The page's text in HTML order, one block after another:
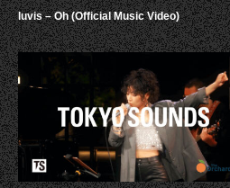
luvis – Oh (Official Music Video)